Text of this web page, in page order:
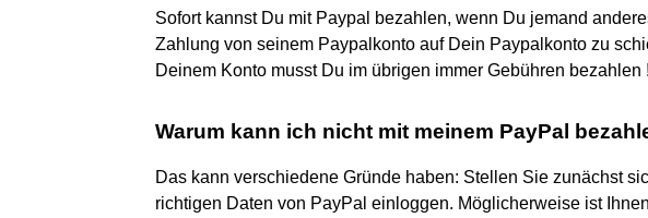
Sofort kannst Du mit Paypal bezahlen, wenn Du jemand
Zahlung von seinem Paypalkonto auf Dein Paypalkonto zu
Deinem Konto musst Du im übrigen immer Gebühren bezahlen !
Warum kann ich nicht mit meinem PayPal
Das kann verschiedene Gründe haben: Stellen Sie zunächst
richtigen Daten von PayPal einloggen. Möglicherweise ist